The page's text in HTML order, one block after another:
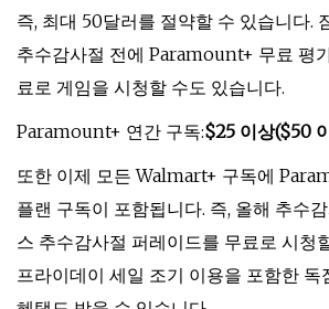
즉, 최대 50달러를 절약할 수 있습니다.
추수감사절 전에 Paramount+ 무료 평
료로 게임을 시청할 수도 있습니다.
Paramount+ 연간 구독:$25 이상($50
또한 이제 모든 Walmart+ 구독에
플랜 구독이 포함됩니다. 즉, 올해 추수
스 추수감사절 퍼레이드를 무료로 시청
프라이데이 세일 조기 이용을 포함한